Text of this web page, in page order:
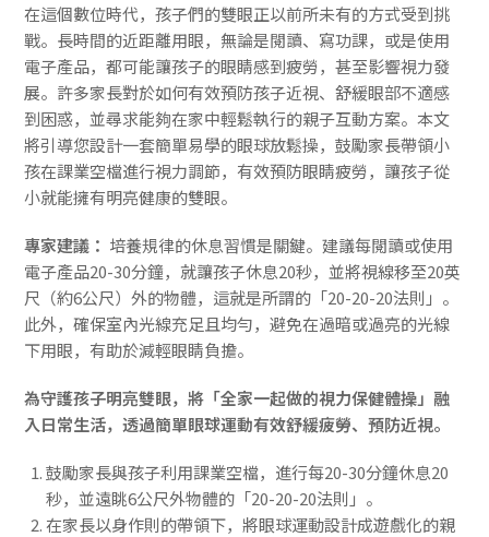
在這個數位時代，孩子們的雙眼正以前所未有的方式受到挑
戰。長時間的近距離用眼，無論是閱讀、寫功課，或是使用
電子產品，都可能讓孩子的眼睛感到疲勞，甚至影響視力發
展。許多家長對於如何有效預防孩子近視、舒緩眼部不適感
到困惑，並尋求能夠在家中輕鬆執行的親子互動方案。本文
將引導您設計一套簡單易學的眼球放鬆操，鼓勵家長帶領小
孩在課業空檔進行視力調節，有效預防眼睛疲勞，讓孩子從
小就能擁有明亮健康的雙眼。
專家建議： 培養規律的休息習慣是關鍵。建議每閱讀或使用
電子產品20-30分鐘，就讓孩子休息20秒，並將視線移至20英
尺（約6公尺）外的物體，這就是所謂的「20-20-20法則」。
此外，確保室內光線充足且均勻，避免在過暗或過亮的光線
下用眼，有助於減輕眼睛負擔。
為守護孩子明亮雙眼，將「全家一起做的視力保健體操」融
入日常生活，透過簡單眼球運動有效舒緩疲勞、預防近視。
鼓勵家長與孩子利用課業空檔，進行每20-30分鐘休息20
秒，並遠眺6公尺外物體的「20-20-20法則」。
在家長以身作則的帶領下，將眼球運動設計成遊戲化的親